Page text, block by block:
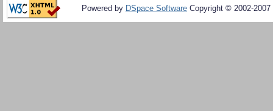
Powered by DSpace Software Copyright © 2002-2007